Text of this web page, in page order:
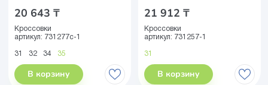
20 643 ₸
Кроссовки
артикул: 731277с-1
31 32 34 35
В корзину
21 912 ₸
Кроссовки
артикул: 731257-1
31
В корзину